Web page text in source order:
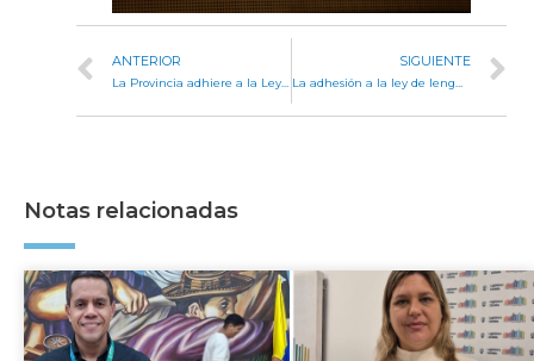
ANTERIOR
La Provincia adhiere a la Ley Nacional de Abordaje Integral de Víctimas de Violencia de Género
SIGUIENTE
Notas relacionadas